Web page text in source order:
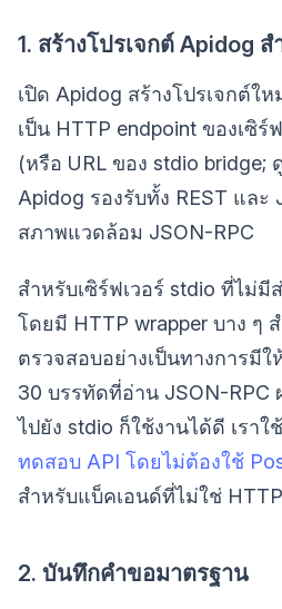
1. สร้างโปรเจกต์ Apidog
เปิด Apidog สร้างโปรเจกต์ใ
เป็น HTTP endpoint ของเซิ
(หรือ URL ของ stdio bridge;
Apidog รองรับทั้ง REST และ
สภาพแวดล้อม JSON-RPC
สำหรับเซิร์ฟเวอร์ stdio ที่ไม่
โดยมี HTTP wrapper บาง ๆ
ตรวจสอบอย่างเป็นทางการมี
30 บรรทัดที่อ่าน JSON-RPC
ไปยัง stdio ก็ใช้งานได้ดี เรา
ทดสอบ API โดยไม่ต้องใช้
สำหรับแบ็คเอนด์ที่ไม่ใช่ HTTP
2. บันทึกคำขอมาตรฐาน